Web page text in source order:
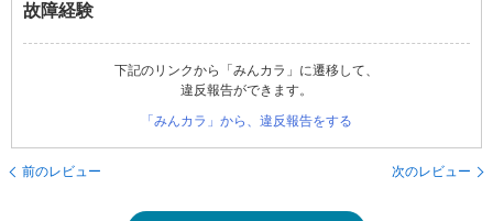
故障経験
下記のリンクから「みんカラ」に遷移して、
違反報告ができます。
「みんカラ」から、違反報告をする
前のレビュー 次のレビュー